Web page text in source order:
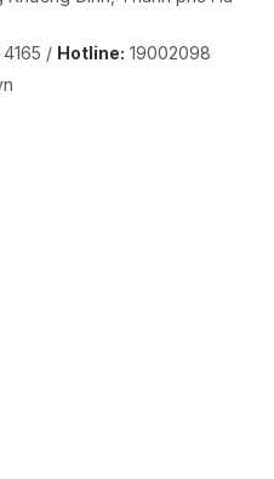
/ Hotline: 19002098